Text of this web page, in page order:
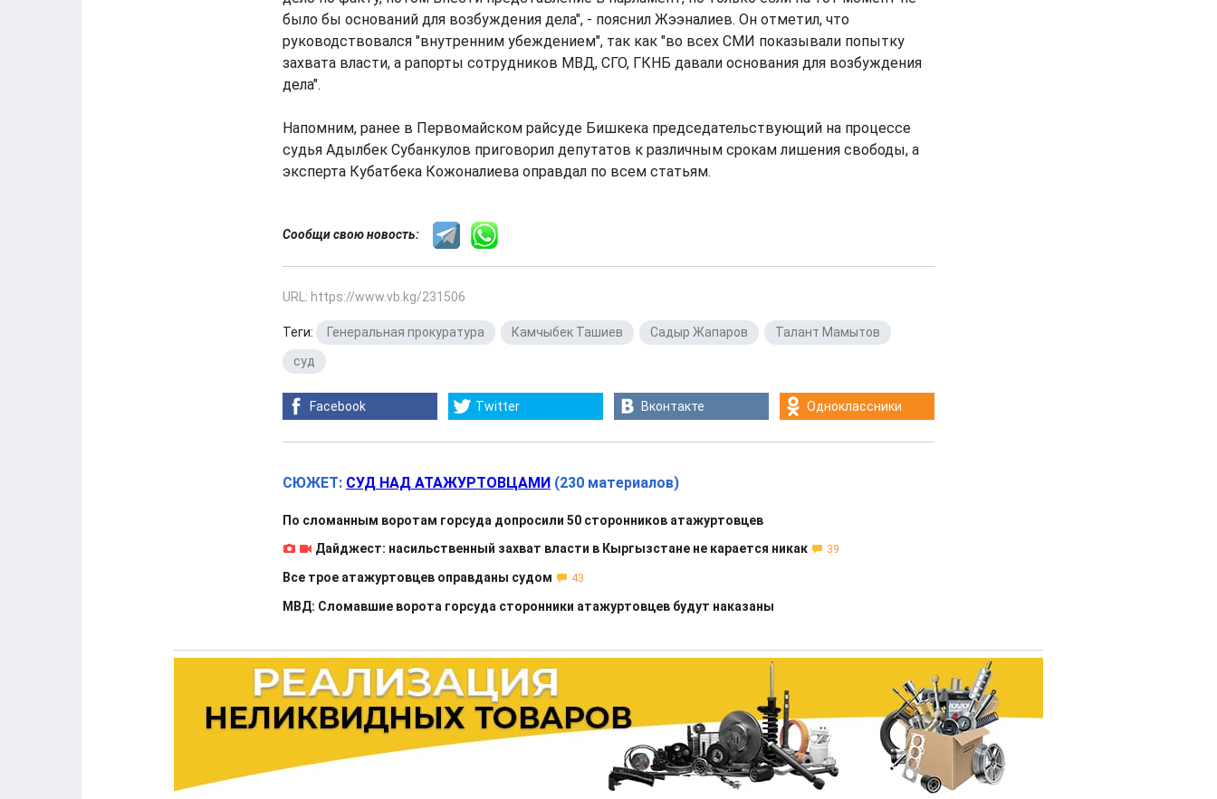
было бы оснований для возбуждения дела", - пояснил Жээналиев. Он отметил, что
руководствовался "внутренним убеждением", так как "во всех СМИ показывали попытку
захвата власти, а рапорты сотрудников МВД, СГО, ГКНБ давали основания для возбуждения
дела".
Напомним, ранее в Первомайском райсуде Бишкека председательствующий на процессе
судья Адылбек Субанкулов приговорил депутатов к различным срокам лишения свободы, а
эксперта Кубатбека Кожоналиева оправдал по всем статьям.
Сообщи свою новость:
URL: https://www.vb.kg/231506
Теги: Генеральная прокуратура Камчыбек Ташиев Садыр Жапаров Талант Мамытов
суд
Facebook Twitter Вконтакте Одноклассники
СЮЖЕТ: СУД НАД АТАЖУРТОВЦАМИ (230 материалов)
По сломанным воротам горсуда допросили 50 сторонников атажуртовцев
Дайджест: насильственный захват власти в Кыргызстане не карается никак
39
Все трое атажуртовцев оправданы судом 43
МВД: Сломавшие ворота горсуда сторонники атажуртовцев будут наказаны